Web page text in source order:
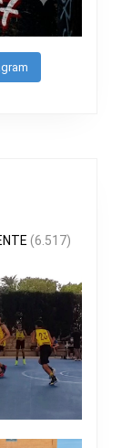
(6.517)